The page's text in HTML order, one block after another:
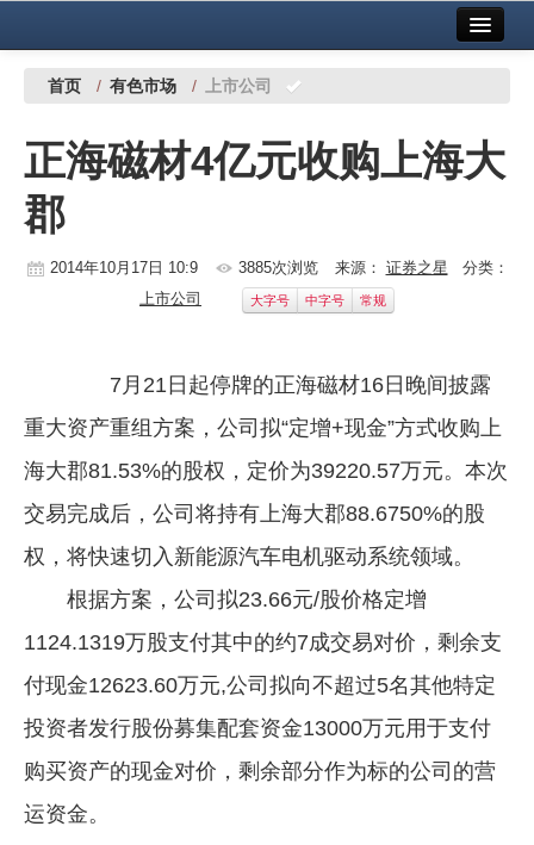
中国有色金属报社主办 广告服务
铜镍铅锌
铝
稀有稀土
镁钛
地矿 建设
党建工作
企业文化
《资源再生》杂志
数字报
首页 / 有色市场 / 上市公司
正海磁材4亿元收购上海大
郡
2014年10月17日 10:9 3885次浏览 来源： 证券之星 分类：
上市公司
大字号 中字号 常规
7月21日起停牌的正海磁材16日晚间披露
重大资产重组方案，公司拟“定增+现金”方式收购上
海大郡81.53%的股权，定价为39220.57万元。本次
交易完成后，公司将持有上海大郡88.6750%的股
权，将快速切入新能源汽车电机驱动系统领域。
根据方案，公司拟23.66元/股价格定增
1124.1319万股支付其中的约7成交易对价，剩余支
付现金12623.60万元,公司拟向不超过5名其他特定
投资者发行股份募集配套资金13000万元用于支付
购买资产的现金对价，剩余部分作为标的公司的营
运资金。